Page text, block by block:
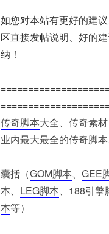
如您对本站有更好的建
区直接发帖说明、好的
纳！
传奇脚本大全、传奇素
业内最大最全的传奇脚
囊括（GOM脚本、 GEE
本、 LEG脚本、188引擎
本等）